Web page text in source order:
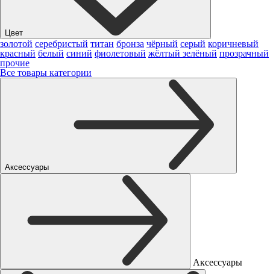
Цвет
золотой серебристый титан бронза чёрный серый коричневый
красный белый синий фиолетовый жёлтый зелёный прозрачный
прочие
Все товары категории
Аксессуары
Аксессуары